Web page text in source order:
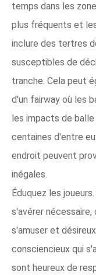
temps dans les
plus fréquents et
inclure des tertres
susceptibles de
tranche. Cela peut
d'un fairway où les
les impacts de
centaines d'entre
endroit peuvent
inégales.
Éduquez les
s'avérer
s'amuser et
consciencieux qui
sont heureux de